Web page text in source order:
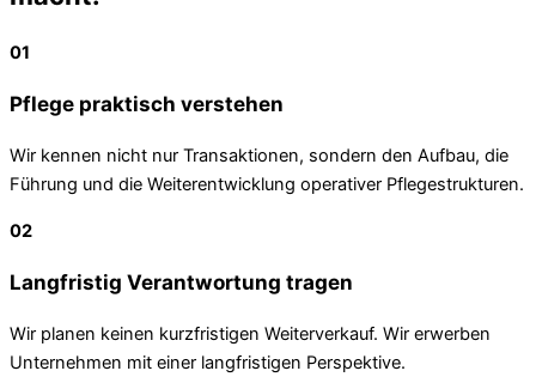
01
Pflege praktisch verstehen
Wir kennen nicht nur Transaktionen, sondern den Aufbau, die
Führung und die Weiterentwicklung operativer Pflegestrukturen.
02
Langfristig Verantwortung tragen
Wir planen keinen kurzfristigen Weiterverkauf. Wir erwerben
Unternehmen mit einer langfristigen Perspektive.